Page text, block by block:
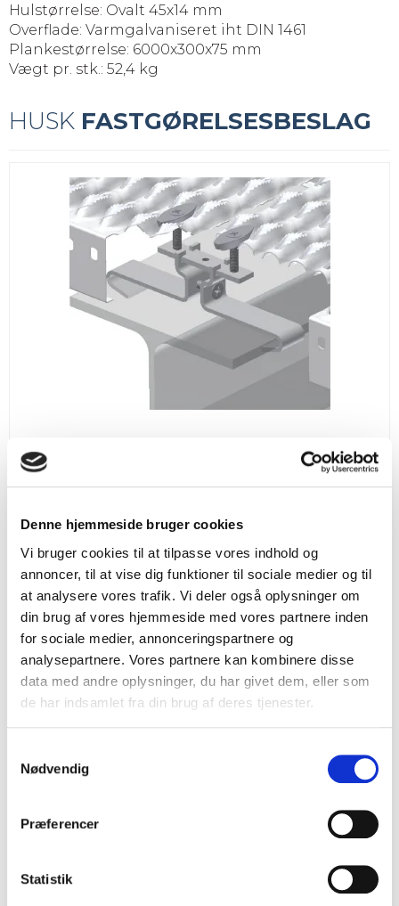
Denne hjemmeside bruger cookies
Vi bruger cookies til at tilpasse vores indhold og
annoncer, til at vise dig funktioner til sociale medier og til
at analysere vores trafik. Vi deler også oplysninger om
din brug af vores hjemmeside med vores partnere inden
for sociale medier, annonceringspartnere og
analysepartnere. Vores partnere kan kombinere disse
data med andre oplysninger, du har givet dem, eller som
de har indsamlet fra din brug af deres tjenester.
Nødvendig
Præferencer
Statistik
Hulstørrelse: Ovalt 45x14 mm
Overflade: Varmgalvaniseret iht DIN 1461
Plankestørrelse: 6000x300x75 mm
Vægt pr. stk.: 52,4 kg
HUSK FASTGØRELSESBESLAG
FASTGØRELSESBESLAG B24N
B24N
98,00 DKK v/ 20 stk.
Vis produkt